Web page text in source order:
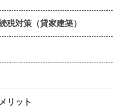
税対策（貸家建築）
リット